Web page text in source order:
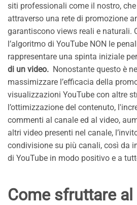
siti professionali come il nostro,
attraverso una rete di promozione
garantiscono views reali e naturali.
l’algoritmo di YouTube NON le
rappresentare una spinta iniziale
di un video. Nonostante questo è
massimizzare l’efficacia della
visualizzazioni YouTube con altre
l’ottimizzazione del contenuto,
commenti al canale ed al video,
altri video presenti nel canale,
condivisione su più canali, così da
di YouTube in modo positivo e a
Come sfruttare